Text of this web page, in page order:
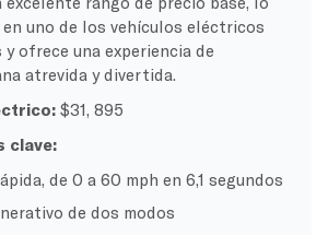
uno de los vehículos eléctricos
y ofrece una experiencia de
atrevida y divertida.
$31, 895
clave:
de 0 a 60 mph en 6,1 segundos
de dos modos